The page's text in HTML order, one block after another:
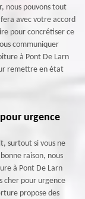
nous pouvons tout
avec votre accord
pour concrétiser ce
communiquer
à Pont De Larn
remettre en état
urgence
surtout si vous ne
raison, nous
à Pont De Larn
cher pour urgence
propose des